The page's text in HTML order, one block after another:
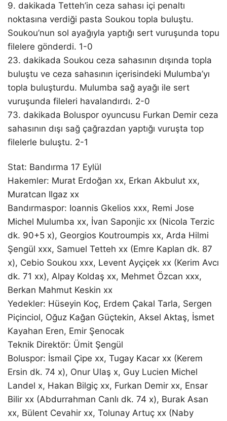
9. dakikada Tetteh’in ceza sahası içi penaltı
noktasına verdiği pasta Soukou topla buluştu.
Soukou’nun sol ayağıyla yaptığı sert vuruşunda topu
filelere gönderdi. 1-0
23. dakikada Soukou ceza sahasının dışında topla
buluştu ve ceza sahasının içerisindeki Mulumba’yı
topla buluşturdu. Mulumba sağ ayağı ile sert
vuruşunda fileleri havalandırdı. 2-0
73. dakikada Boluspor oyuncusu Furkan Demir ceza
sahasının dışı sağ çağrazdan yaptığı vuruşta top
filelerle buluştu. 2-1
Stat: Bandırma 17 Eylül
Hakemler: Murat Erdoğan xx, Erkan Akbulut xx,
Muratcan Ilgaz xx
Bandırmaspor: Ioannis Gkelios xxx, Remi Jose
Michel Mulumba xx, İvan Saponjic xx (Nicola Terzic
dk. 90+5 x), Georgios Koutroumpis xx, Arda Hilmi
Şengül xxx, Samuel Tetteh xx (Emre Kaplan dk. 87
x), Cebio Soukou xxx, Levent Ayçiçek xx (Kerim Avcı
dk. 71 xx), Alpay Koldaş xx, Mehmet Özcan xxx,
Berkan Mahmut Keskin xx
Yedekler: Hüseyin Koç, Erdem Çakal Tarla, Sergen
Piçinciol, Oğuz Kağan Güçtekin, Aksel Aktaş, İsmet
Kayahan Eren, Emir Şenocak
Teknik Direktör: Ümit Şengül
Boluspor: İsmail Çipe xx, Tugay Kacar xx (Kerem
Ersin dk. 74 x), Onur Ulaş x, Guy Lucien Michel
Landel x, Hakan Bilgiç xx, Furkan Demir xx, Ensar
Bilir xx (Abdurrahman Canlı dk. 74 x), Burak Asan
xx, Bülent Cevahir xx, Tolunay Artuç xx (Naby